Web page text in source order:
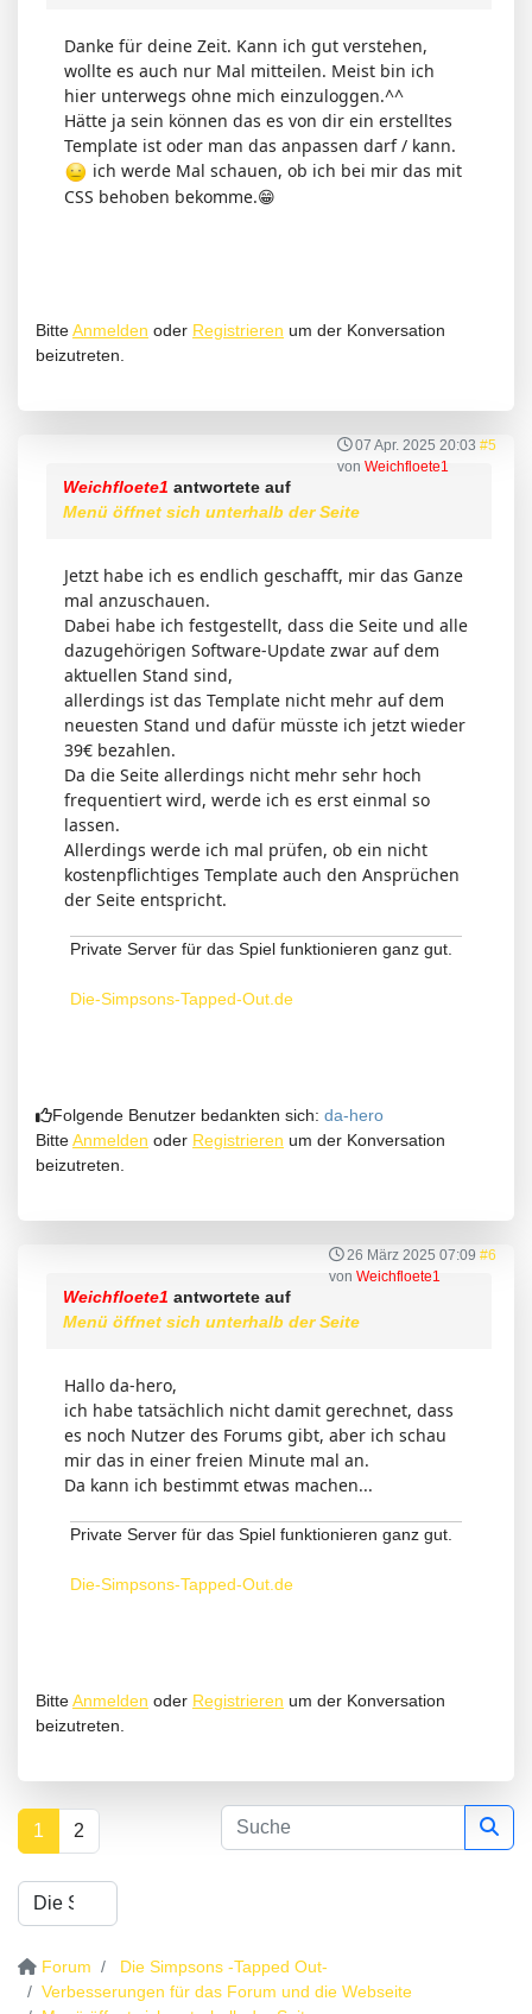
Danke für deine Zeit. Kann ich gut verstehen,
wollte es auch nur Mal mitteilen. Meist bin ich
hier unterwegs ohne mich einzuloggen.^^
Hätte ja sein können das es von dir ein erstelltes
Template ist oder man das anpassen darf / kann.
ich werde Mal schauen, ob ich bei mir das mit
CSS behoben bekomme.😁
BitteAnmelden oder Registrieren um der Konversation
beizutreten.
07 Apr. 2025 20:03 #5
von Weichfloete1
Weichfloete1 antwortete auf
Menü öffnet sich unterhalb der Seite
Jetzt habe ich es endlich geschafft, mir das Ganze
mal anzuschauen.
Dabei habe ich festgestellt, dass die Seite und alle
dazugehörigen Software-Update zwar auf dem
aktuellen Stand sind,
allerdings ist das Template nicht mehr auf dem
neuesten Stand und dafür müsste ich jetzt wieder
39€ bezahlen.
Da die Seite allerdings nicht mehr sehr hoch
frequentiert wird, werde ich es erst einmal so
lassen.
Allerdings werde ich mal prüfen, ob ein nicht
kostenpflichtiges Template auch den Ansprüchen
der Seite entspricht.
Private Server für das Spiel funktionieren ganz gut.
Die-Simpsons-Tapped-Out.de
Folgende Benutzer bedankten sich: da-hero
BitteAnmelden oder Registrieren um der Konversation
beizutreten.
26 März 2025 07:09 #6
von Weichfloete1
Weichfloete1 antwortete auf
Menü öffnet sich unterhalb der Seite
Hallo da-hero,
ich habe tatsächlich nicht damit gerechnet, dass
es noch Nutzer des Forums gibt, aber ich schau
mir das in einer freien Minute mal an.
Da kann ich bestimmt etwas machen...
Private Server für das Spiel funktionieren ganz gut.
Die-Simpsons-Tapped-Out.de
BitteAnmelden oder Registrieren um der Konversation
beizutreten.
1 2
Forum
Die Simpsons -Tapped Out-
Verbesserungen für das Forum und die Webseite